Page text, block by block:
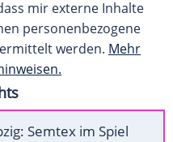
mir externe Inhalte
personenbezogene
werden. Mehr
Semtex im Spiel